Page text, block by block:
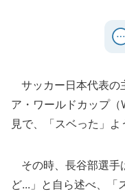
サッカー日本代表の
ア・ワールドカップ
見で、「スベった」よ
その時、長谷部選手
ど...」と自ら述べ、「